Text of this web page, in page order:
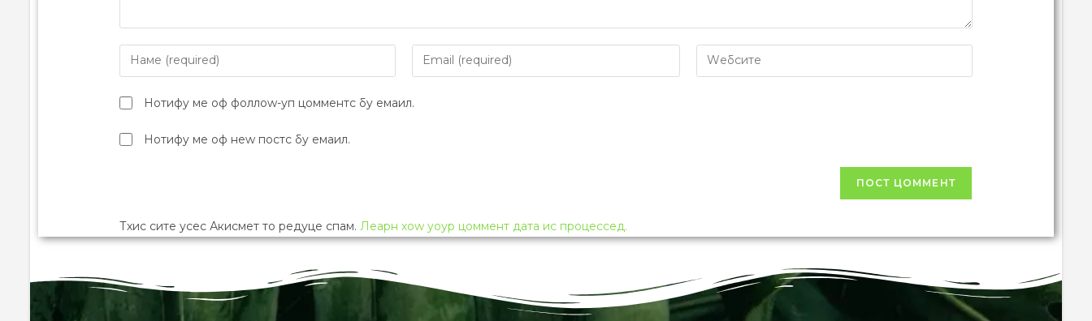
Нотифy ме оф фоллоw-уп цомментс бy емаил.
Нотифy ме оф неw постс бy емаил.
Тхис сите усес Акисмет то редуце спам. Леарн хоw yоур цоммент дата ис процессед.